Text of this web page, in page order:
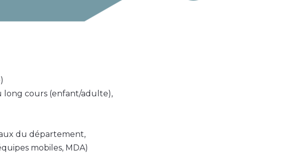
long cours (enfant/adulte),
du département,
mobiles, MDA)